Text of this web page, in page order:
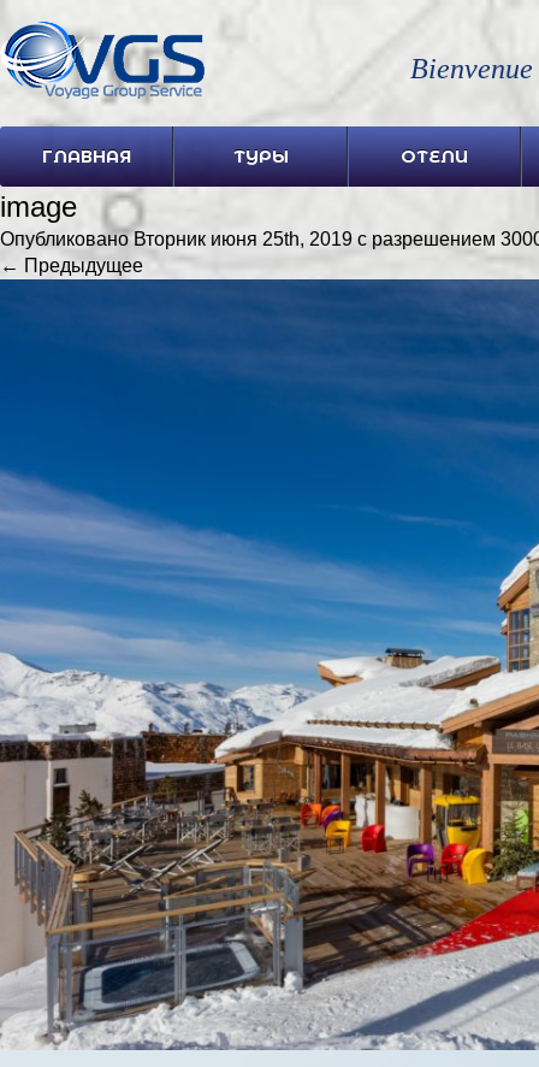
ГЛАВНАЯ ТУРЫ ОТЕЛИ
image
ОпубликованоВторник июня 25th, 2019 с разрешением
← Предыдущее